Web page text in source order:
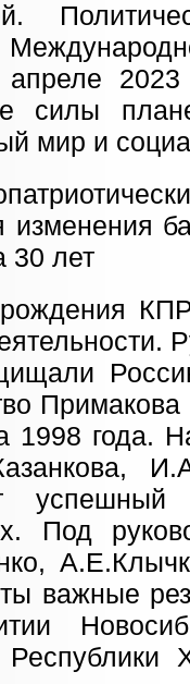
2023
силы
мир и
изменения
30 лет
1998 года.
Под
важные